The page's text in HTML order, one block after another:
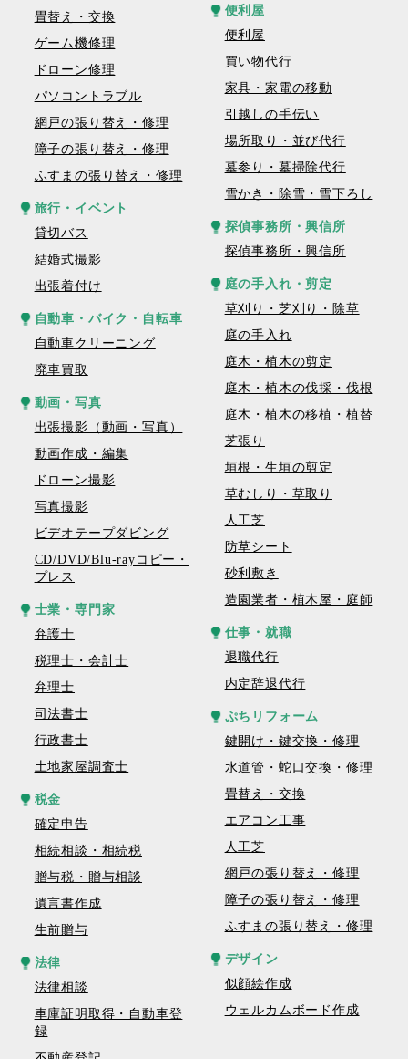
畳替え・交換
ゲーム機修理
ドローン修理
パソコントラブル
網戸の張り替え・修理
障子の張り替え・修理
ふすまの張り替え・修理
旅行・イベント
貸切バス
結婚式撮影
出張着付け
自動車・バイク・自転車
自動車クリーニング
廃車買取
動画・写真
出張撮影（動画・写真）
動画作成・編集
ドローン撮影
写真撮影
ビデオテープダビング
CD/DVD/Blu-rayコピー・
プレス
士業・専門家
弁護士
税理士・会計士
弁理士
司法書士
行政書士
土地家屋調査士
税金
確定申告
相続相談・相続税
贈与税・贈与相談
遺言書作成
生前贈与
法律
法律相談
車庫証明取得・自動車登
録
便利屋
便利屋
買い物代行
家具・家電の移動
引越しの手伝い
場所取り・並び代行
墓参り・墓掃除代行
雪かき・除雪・雪下ろし
探偵事務所・興信所
探偵事務所・興信所
庭の手入れ・剪定
草刈り・芝刈り・除草
庭の手入れ
庭木・植木の剪定
庭木・植木の伐採・伐根
庭木・植木の移植・植替
芝張り
垣根・生垣の剪定
草むしり・草取り
人工芝
防草シート
砂利敷き
造園業者・植木屋・庭師
仕事・就職
退職代行
内定辞退代行
ぷちリフォーム
鍵開け・鍵交換・修理
水道管・蛇口交換・修理
畳替え・交換
エアコン工事
人工芝
網戸の張り替え・修理
障子の張り替え・修理
ふすまの張り替え・修理
デザイン
似顔絵作成
ウェルカムボード作成